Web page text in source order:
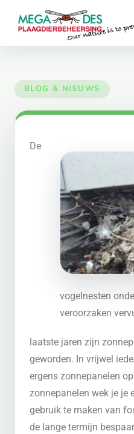
Skip to main content
vogelnesten
veroorzaken
De
laatste jaren zijn
geworden. In vrijwel
ergens zonnepanelen
zonnepanelen wek je je
gebruik te maken van
de lange termijn